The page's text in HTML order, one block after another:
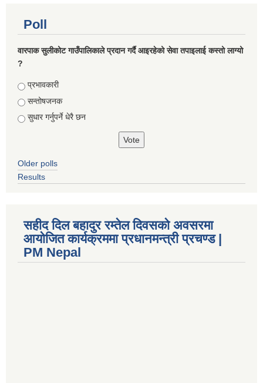
Poll
वारपाक सुलीकोट गाउँपालिकाले प्रदान गर्दै आइरहेको सेवा तपाइलाई कस्तो लाग्यो
?
Choices
प्रभावकारी
सन्तोषजनक
सुधार गर्नुपर्ने धेरै छन
Older polls
Results
सहीद दिल बहादुर रम्तेल दिवसको अवसरमा
आयोजित कार्यक्रममा प्रधानमन्त्री प्रचण्ड |
PM Nepal